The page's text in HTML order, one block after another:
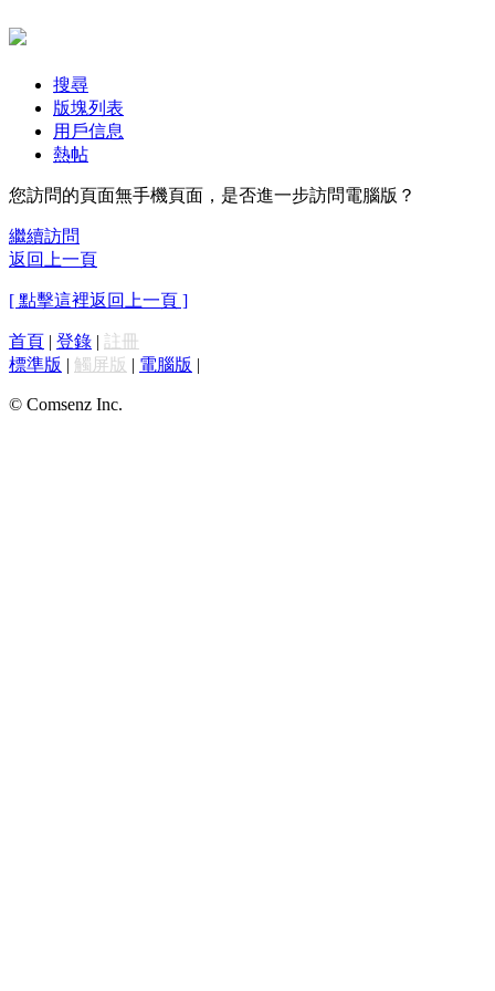
搜尋
版塊列表
用戶信息
熱帖
您訪問的頁面無手機頁面，是否進一步訪問電腦版？
繼續訪問
返回上一頁
[ 點擊這裡返回上一頁 ]
首頁 | 登錄 | 註冊
標準版 | 觸屏版 | 電腦版 |
© Comsenz Inc.